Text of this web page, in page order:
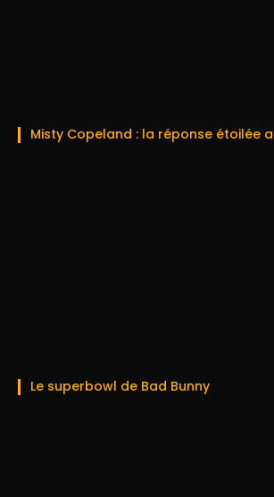
Misty Copeland : la réponse étoilée
Le superbowl de Bad Bunny